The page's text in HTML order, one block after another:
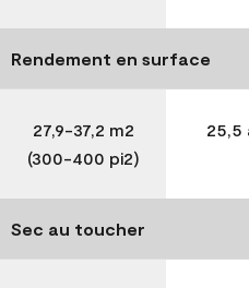
Rendement en surface
27,9-37,2 m2
(300-400 pi2)
25,5
Sec au toucher